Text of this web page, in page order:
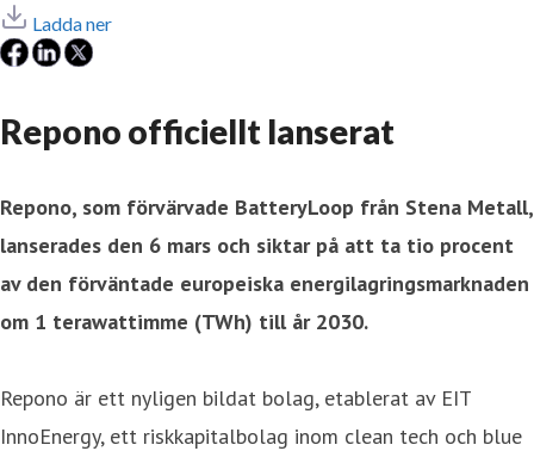
Ladda ner
Repono officiellt lanserat
Repono, som förvärvade BatteryLoop från Stena Metall,
lanserades den 6 mars och siktar på att ta tio procent
av den förväntade europeiska energilagringsmarknaden
om 1 terawattimme (TWh) till år 2030.
Repono är ett nyligen bildat bolag, etablerat av EIT
InnoEnergy, ett riskkapitalbolag inom clean tech och blue